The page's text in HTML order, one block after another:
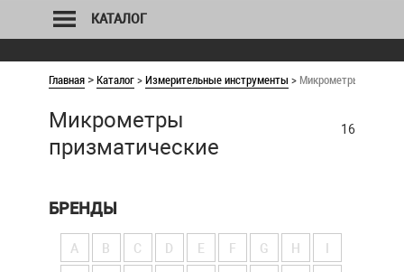
КАТАЛОГ
Главная >Каталог>Измерительные инструменты > Микрометры
Микрометры
призматические
16
БРЕНДЫ
A B C D E F G H